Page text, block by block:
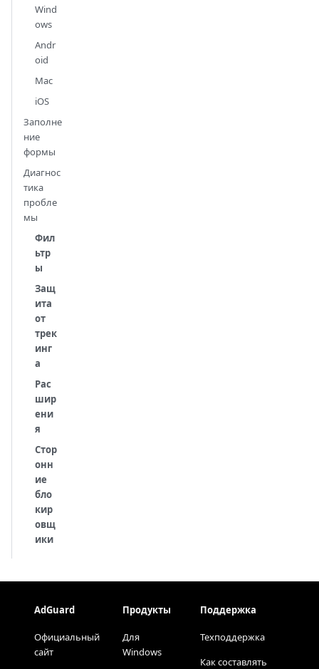
Wind
ows
Andr
oid
Mac
iOS
Заполне
ние
формы
Диагнос
тика
пробле
мы
Фил
ьтр
ы
Защ
ита
от
трек
инг
а
Рас
шир
ени
я
Стор
онн
ие
бло
кир
овщ
ики
AdGuard
Официальный
сайт
Продукты
Для
Windows
Поддержка
Техподдержка
Как составлять